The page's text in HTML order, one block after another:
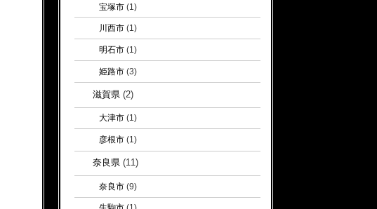
宝塚市(1)
川西市(1)
明石市(1)
姫路市(3)
滋賀県(2)
大津市(1)
彦根市(1)
奈良県(11)
奈良市(9)